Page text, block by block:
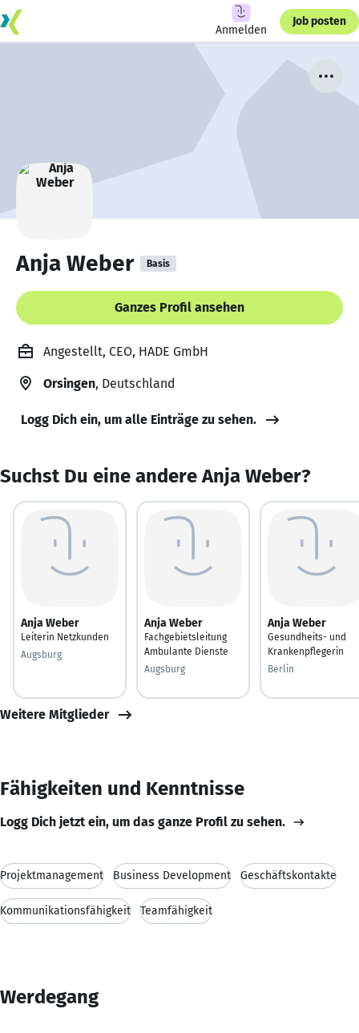
Anmelden
Job posten
Anja Weber Basis
Ganzes Profil ansehen
Angestellt, CEO, HADE GmbH
Orsingen, Deutschland
Logg Dich ein, um alle Einträge zu sehen.
Suchst Du eine andere Anja Weber?
Anja Weber
Leiterin Netzkunden
Augsburg
Anja Weber
Fachgebietsleitung
Ambulante Dienste
Augsburg
Anja Weber
Gesundheits- und
Krankenpflegerin
Berlin
Weitere Mitglieder
Fähigkeiten und Kenntnisse
Logg Dich jetzt ein, um das ganze Profil zu sehen.
Projektmanagement Business Development Geschäftskontakte
Kommunikationsfähigkeit Teamfähigkeit
Werdegang